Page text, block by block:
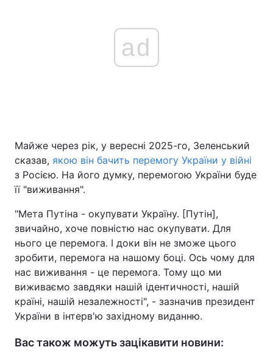
ad
Майже через рік, у вересні 2025-го, Зеленський
сказав, якою він бачить перемогу України у війні
з Росією. На його думку, перемогою України буде
її "виживання".
"Мета Путіна - окупувати Україну. [Путін],
звичайно, хоче повністю нас окупувати. Для
нього це перемога. І доки він не зможе цього
зробити, перемога на нашому боці. Ось чому для
нас виживання - це перемога. Тому що ми
виживаємо завдяки нашій ідентичності, нашій
країні, нашій незалежності", - зазначив президент
України в інтерв'ю західному виданню.
Вас також можуть зацікавити новини: